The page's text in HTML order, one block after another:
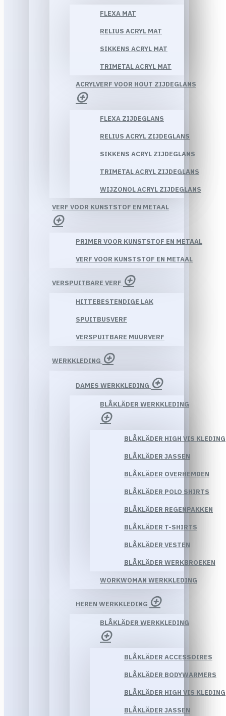
FLEXA MAT
RELIUS ACRYL MAT
SIKKENS ACRYL MAT
TRIMETAL ACRYL MAT
ACRYLVERF VOOR HOUT ZIJDEGLANS
FLEXA ZIJDEGLANS
RELIUS ACRYL ZIJDEGLANS
SIKKENS ACRYL ZIJDEGLANS
TRIMETAL ACRYL ZIJDEGLANS
WIJZONOL ACRYL ZIJDEGLANS
VERF VOOR KUNSTSTOF EN METAAL
PRIMER VOOR KUNSTSTOF EN METAAL
VERF VOOR KUNSTSTOF EN METAAL
VERSPUITBARE VERF
HITTEBESTENDIGE LAK
SPUITBUSVERF
VERSPUITBARE MUURVERF
WERKKLEDING
DAMES WERKKLEDING
BLÅKLÄDER WERKKLEDING
BLÅKLÄDER HIGH VIS KLEDING
BLÅKLÄDER JASSEN
BLÅKLÄDER OVERHEMDEN
BLÅKLÄDER POLO SHIRTS
BLÅKLÄDER REGENPAKKEN
BLÅKLÄDER T-SHIRTS
BLÅKLÄDER VESTEN
BLÅKLÄDER WERKBROEKEN
WORKWOMAN WERKKLEDING
HEREN WERKKLEDING
BLÅKLÄDER WERKKLEDING
BLÅKLÄDER ACCESSOIRES
BLÅKLÄDER BODYWARMERS
BLÅKLÄDER HIGH VIS KLEDING
BLÅKLÄDER JASSEN